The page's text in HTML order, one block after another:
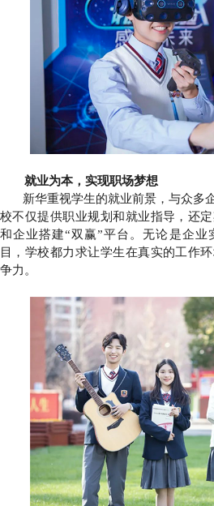
就业为本，实现职场梦想
新华重视学生的就业前景，与众多
校不仅提供职业规划和就业指导，还
和企业搭建“双赢”平台。无论是企业
目，学校都力求让学生在真实的工作
争力。